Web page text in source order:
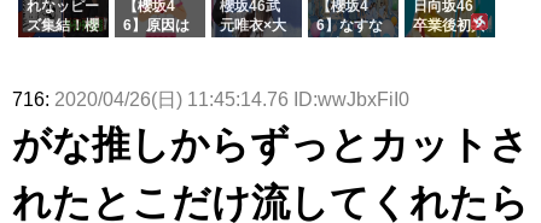
シャルグッ
ズ絶賛販売
りぃむナン
タラ】
事務所に所
属している
れなッピー
ズ集結！櫻
「ラヴィッ
スタジオ出
演決定
【櫻坂4
6】原因は
ざわつかせ
櫻坂46武
元唯衣×大
さんに恐怖
【くりぃむ
ナンタラ】
【櫻坂4
6】なすな
て...【ラヴ
京ドーム公
演】
日向坂46
卒業後初共
た結果･･･
【激レアさ
きた。】
716: 2020/04/26(日) 11:45:14.76 ID:wwJbxFiI0
がな推しからずっとカットさ
れたとこだけ流してくれたら